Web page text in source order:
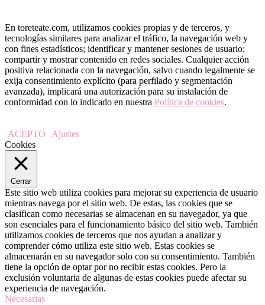
En toreteate.com, utilizamos cookies propias y de terceros, y
tecnologías similares para analizar el tráfico, la navegación web y
con fines estadísticos; identificar y mantener sesiones de usuario;
compartir y mostrar contenido en redes sociales. Cualquier acción
positiva relacionada con la navegación, salvo cuando legalmente se
exija consentimiento explícito (para perfilado y segmentación
avanzada), implicará una autorización para su instalación de
conformidad con lo indicado en nuestra Política de cookies.
ACEPTO
Ajustes
Cookies
Cerrar
Este sitio web utiliza cookies para mejorar su experiencia de usuario
mientras navega por el sitio web. De estas, las cookies que se
clasifican como necesarias se almacenan en su navegador, ya que
son esenciales para el funcionamiento básico del sitio web. También
utilizamos cookies de terceros que nos ayudan a analizar y
comprender cómo utiliza este sitio web. Estas cookies se
almacenarán en su navegador solo con su consentimiento. También
tiene la opción de optar por no recibir estas cookies. Pero la
exclusión voluntaria de algunas de estas cookies puede afectar su
experiencia de navegación.
Necesarias